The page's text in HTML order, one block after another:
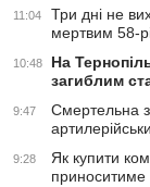
11:04
Три дні не
мертвим 58-
10:48
На
загиблим
9:47
Смертельна
9:28
Як купити
приноситиме